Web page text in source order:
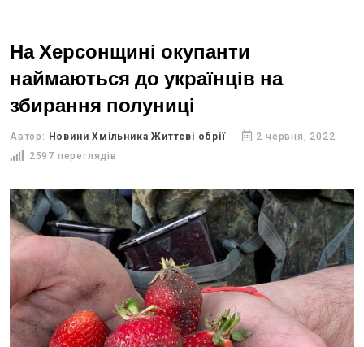
На Херсонщині окупанти
наймаються до українців на
збирання полуниці
Автор: Новини Хмільника Життєві обрії
2 червня, 2022
2597 переглядів